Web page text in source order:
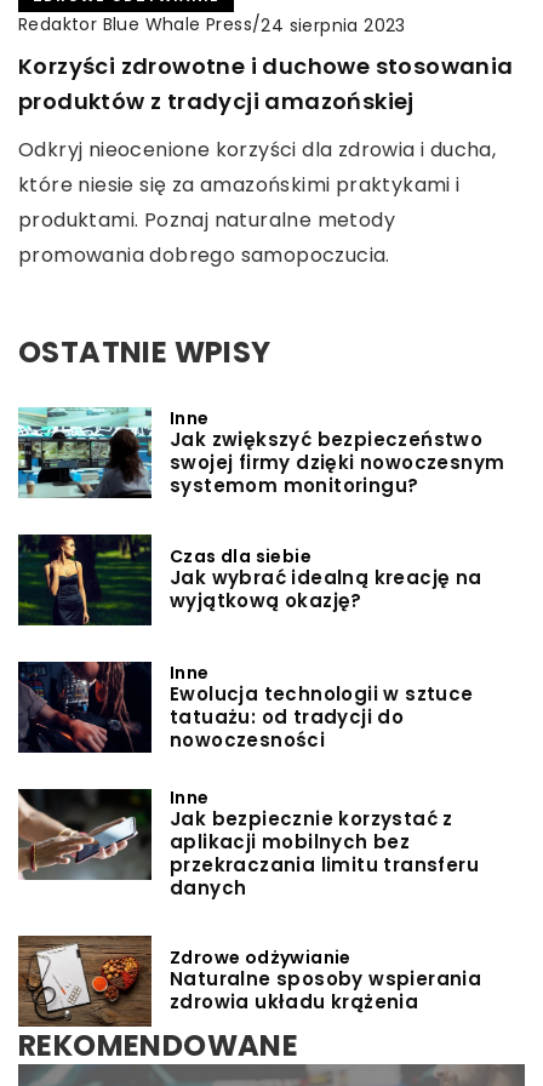
Redaktor Blue Whale Press/24 sierpnia 2023
Korzyści zdrowotne i duchowe stosowania
produktów z tradycji amazońskiej
Odkryj nieocenione korzyści dla zdrowia i ducha,
które niesie się za amazońskimi praktykami i
produktami. Poznaj naturalne metody
promowania dobrego samopoczucia.
OSTATNIE WPISY
Inne
Jak zwiększyć bezpieczeństwo
swojej firmy dzięki nowoczesnym
systemom monitoringu?
Czas dla siebie
Jak wybrać idealną kreację na
wyjątkową okazję?
Inne
Ewolucja technologii w sztuce
tatuażu: od tradycji do
nowoczesności
Inne
Jak bezpiecznie korzystać z
aplikacji mobilnych bez
przekraczania limitu transferu
danych
Zdrowe odżywianie
Naturalne sposoby wspierania
zdrowia układu krążenia
REKOMENDOWANE